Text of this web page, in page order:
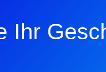
Ihr